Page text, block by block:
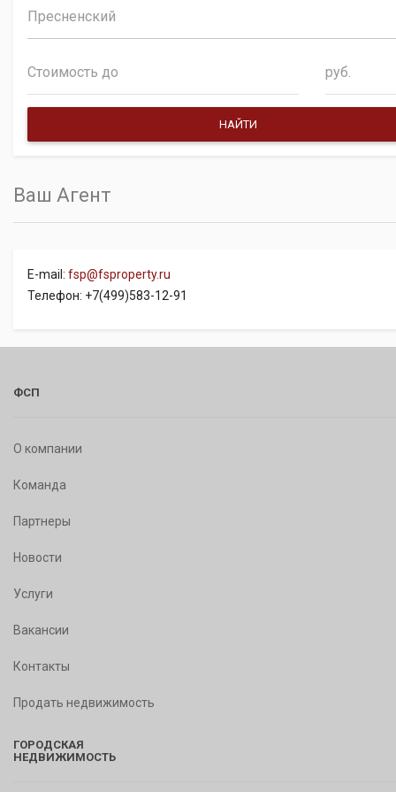
Пресненский
руб.
Ваш Агент
E-mail: fsp@fsproperty.ru
Телефон: +7(499)583-12-91
ФСП
О компании
Команда
Партнеры
Новости
Услуги
Вакансии
Контакты
Продать недвижимость
ГОРОДСКАЯ
НЕДВИЖИМОСТЬ